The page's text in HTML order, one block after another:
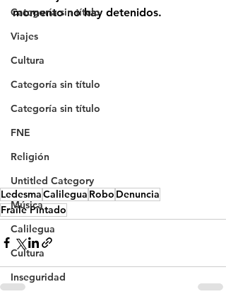
Categoría sin título
Viajes
Cultura
Categoría sin título
Categoría sin título
FNE
Religión
Untitled Category
Música
Calilegua
Cultura
Inseguridad
momento no hay detenidos.
LedesmaCalilegua Robo Denuncia
Fraile Pintado